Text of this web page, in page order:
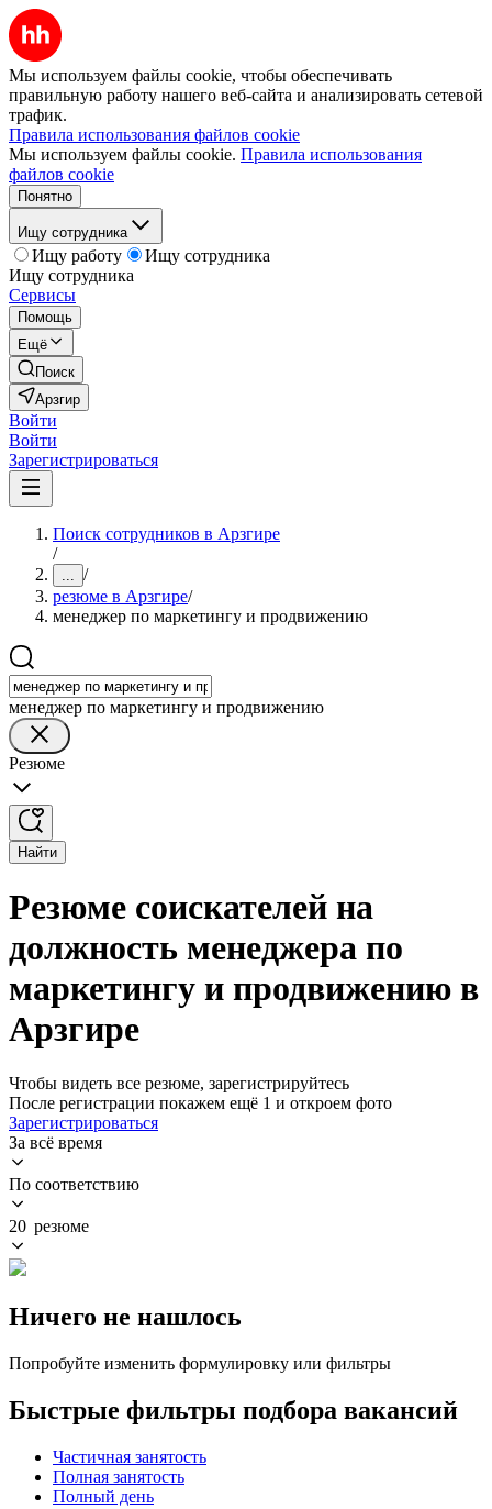
Мы используем файлы cookie, чтобы обеспечивать
правильную работу нашего веб-сайта и анализировать сетевой
трафик.
Правила использования файлов cookie
Мы используем файлы cookie. Правила использования
файлов cookie
Понятно
Ищу сотрудника
Ищу работу
Ищу сотрудника
Ищу сотрудника
Сервисы
Помощь
Ещё
Поиск
Арзгир
Войти
Войти
Зарегистрироваться
Поиск сотрудников в Арзгире
/
... /
резюме в Арзгире/
менеджер по маркетингу и продвижению
менеджер по маркетингу и продвижению
Резюме
Найти
Резюме соискателей на
должность менеджера по
маркетингу и продвижению в
Арзгире
Чтобы видеть все резюме, зарегистрируйтесь
После регистрации покажем ещё 1 и откроем фото
Зарегистрироваться
За всё время
По соответствию
20 резюме
Ничего не нашлось
Попробуйте изменить формулировку или фильтры
Быстрые фильтры подбора вакансий
Частичная занятость
Полная занятость
Полный день